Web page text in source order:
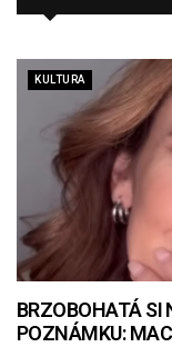
KULTURA
BRZOBOHATÁ SI
POZNÁMKU: